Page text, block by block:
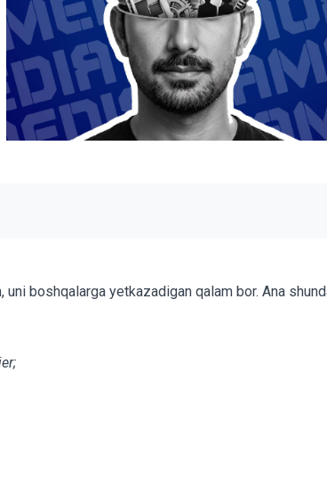
boshqalarga yetkazadigan qalam bor. Ana